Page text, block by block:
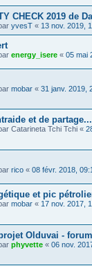
CHECK 2019 de
yvesT « 13 nov. 2019,
energy_isere « 05 mai
mobar « 31 janv. 2019,
et de partage...
Catarineta Tchi Tchi «
rico « 08 févr. 2018,
et pic
mobar « 17 nov. 2017,
Olduvai -
phyvette « 06 nov.